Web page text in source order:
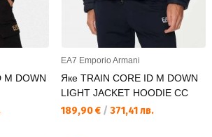
M DOWN
EA7 Emporio Armani
Яке TRAIN CORE ID M DOWN
LIGHT JACKET HOODIE CC
Текуща цена:
189,90 € / 371,41 лв.